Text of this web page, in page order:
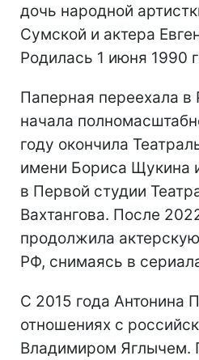
дочь народной
Сумской и актера
Родилась 1 июня 1990
Паперная переехала
начала
году окончила
имени Бориса Щукина
в Первой студии
Вахтангова. После
продолжила
РФ, снимаясь в
С 2015 года Антонина
отношениях с
Владимиром Яглычем.